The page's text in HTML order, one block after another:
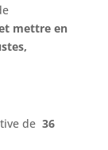
mettre en
de 36